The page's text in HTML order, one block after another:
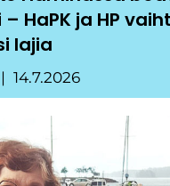
HaPK ja HP
lajia
14.7.2026